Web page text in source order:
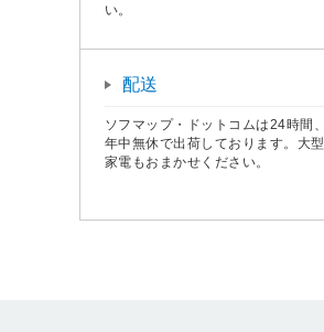
い。
配送
ソフマップ・ドットコムは24時間、
年中無休で出荷しております。大型
家電もおまかせください。